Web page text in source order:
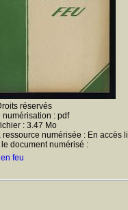
réservés
numérisation : pdf
: 3.47 Mo
ressource numérisée : En accès
document numérisé :
feu